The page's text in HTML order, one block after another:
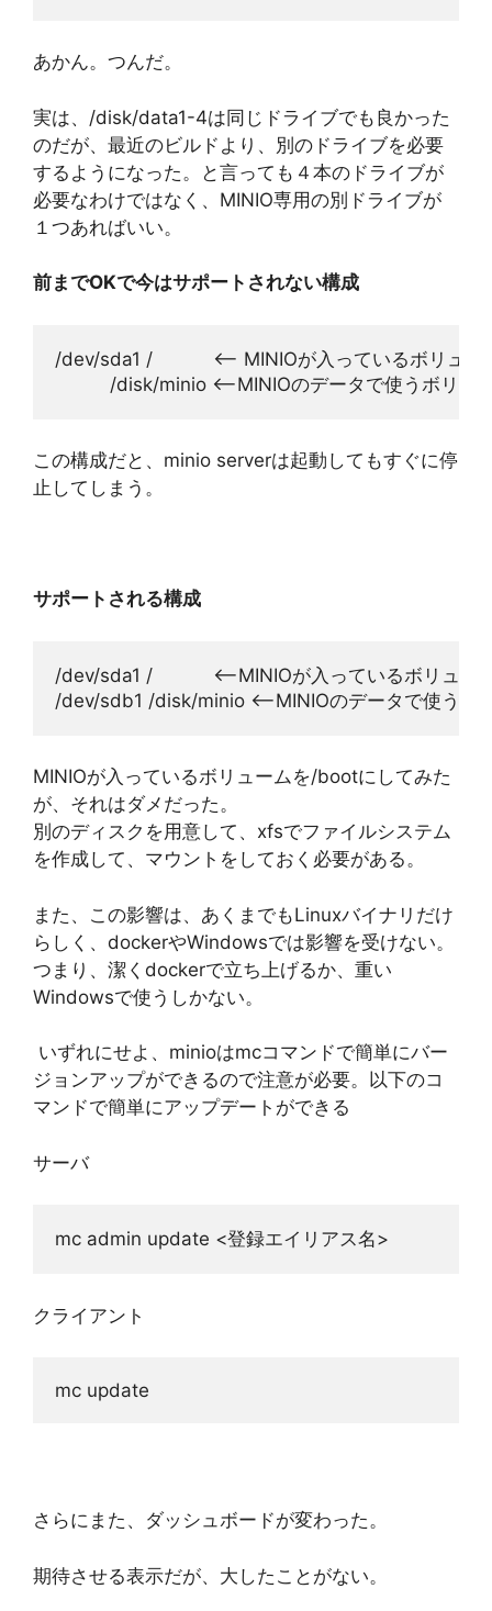
あかん。つんだ。
実は、/disk/data1-4は同じドライブでも良かった
のだが、最近のビルドより、別のドライブを必要
するようになった。と言っても４本のドライブが
必要なわけではなく、MINIO専用の別ドライブが
１つあればいい。
前までOKで今はサポートされない構成
/dev/sda1 /           <-- MINIOが入っているボリュー
/disk/minio <--MINIOのデータで使うボリュ
この構成だと、minio serverは起動してもすぐに停
止してしまう。
サポートされる構成
/dev/sda1 /           <--MINIOが入っているボリュー
/dev/sdb1 /disk/minio <--MINIOのデータで使うボ
MINIOが入っているボリュームを/bootにしてみた
が、それはダメだった。
別のディスクを用意して、xfsでファイルシステム
を作成して、マウントをしておく必要がある。
また、この影響は、あくまでもLinuxバイナリだけ
らしく、dockerやWindowsでは影響を受けない。
つまり、潔くdockerで立ち上げるか、重い
Windowsで使うしかない。
いずれにせよ、minioはmcコマンドで簡単にバー
ジョンアップができるので注意が必要。以下のコ
マンドで簡単にアップデートができる
サーバ
mc admin update <登録エイリアス名>
クライアント
mc update
さらにまた、ダッシュボードが変わった。
期待させる表示だが、大したことがない。